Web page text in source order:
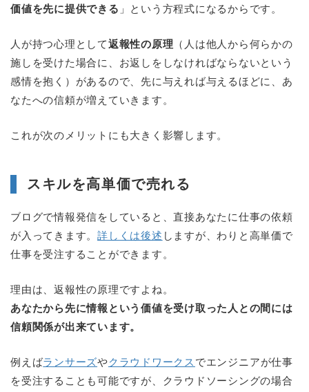
価値を先に提供できる 」という方程式になるからです。
人が持つ心理として返報性の原理 （人は他人から何らかの
施しを受けた場合に、お返しをしなければならないという
感情を抱く）があるので、先に与えれば与えるほどに、あ
なたへの信頼が増えていきます。
これが次のメリットにも大きく影響します。
スキルを高単価で売れる
ブログで情報発信をしていると、直接あなたに仕事の依頼
が入ってきます。詳しくは後述 しますが、わりと高単価で
仕事を受注することができます。
理由は、返報性の原理ですよね。
あなたから先に情報という価値を受け取った人との間には
信頼関係が出来ています。
例えばランサーズやクラウドワークス でエンジニアが仕事
を受注することも可能ですが、クラウドソーシングの場合